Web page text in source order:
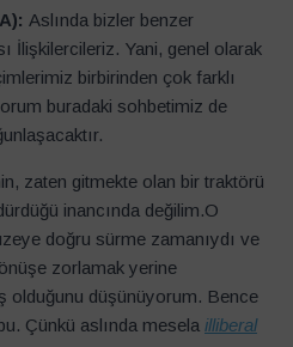
Aslında bizler benzer
İlişkilercileriz. Yani, genel olarak
birbirinden çok farklı
buradaki sohbetimiz de
zaten gitmekte olan bir traktörü
inancında değilim.O
doğru sürme zamanıydı ve
zorlamak yerine
olduğunu düşünüyorum. Bence
Çünkü aslında mesela illiberal